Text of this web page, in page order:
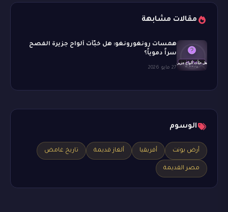
مقالات مشابهة
همسات رونغورونغو: هل خبّأت ألواح جزيرة الفصح
سراً دموياً؟
27 مايو 2026
الوسوم
أرض بونت أفريقيا ألغاز قديمة تاريخ غامض
مصر القديمة